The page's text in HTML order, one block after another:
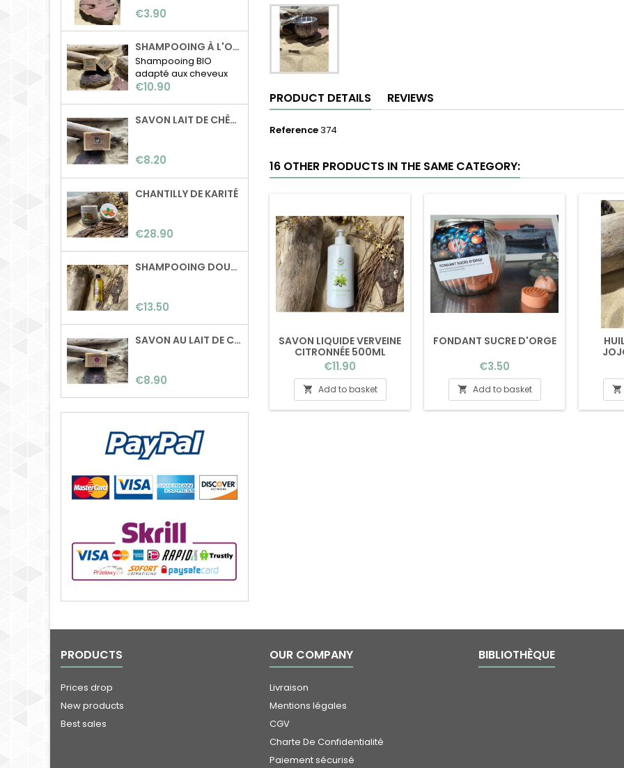
Price
€3.90
SHAMPOOING À L'ORTIE BIO
Shampooing BIO
adapté aux cheveux
normaux à gras Sans
paraben, sans dérivé
pétrolier,..
coco, huile de ricin,
tree, cèdre et citron.
Price
€10.90
SAVON LAIT DE CHÈVRE
Price
€8.20
CHANTILLY DE KARITÉ
Price
€28.90
SHAMPOOING DOUCEUR
Price
€13.50
SAVON AU LAIT DE CHÈVRE & GÉRANIUM ROSAT
Price
€8.90
PRODUCT DETAILS REVIEWS
Reference374
16 OTHER PRODUCTS IN THE SAME CATEGORY:
SAVON LIQUIDE VERVEINE
CITRONNÉE 500ML
Price
€11.90
 Add to basket
FONDANT SUCRE D'ORGE
Price
€3.50
 Add to basket 
PRODUCTS
Prices drop
New products
Best sales
OUR COMPANY
Livraison
Mentions légales
CGV
Charte De Confidentialité
Paiement sécurisé
BIBLIOTHÈQUE